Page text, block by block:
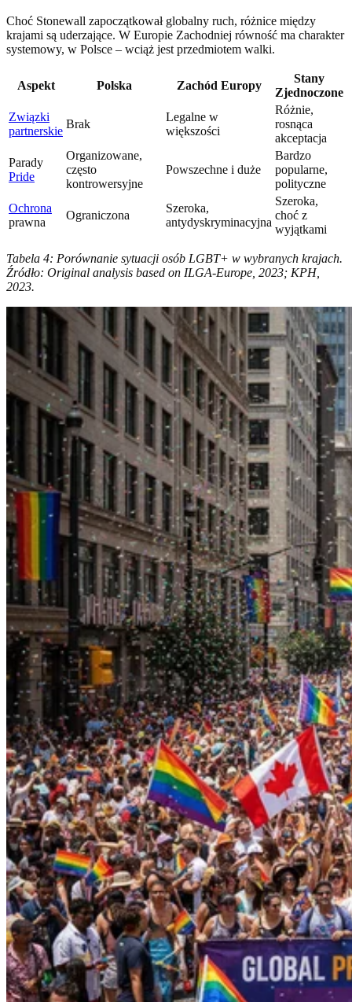
Choć Stonewall zapoczątkował globalny ruch, różnice między
krajami są uderzające. W Europie Zachodniej równość ma charakter
systemowy, w Polsce – wciąż jest przedmiotem walki.
Aspekt Polska Zachód Europy
Stany
Zjednoczone
Związki
partnerskie
Brak
Legalne w
większości
Różnie,
rosnąca
akceptacja
Parady
Pride
Organizowane,
często
kontrowersyjne
Powszechne i duże
Bardzo
popularne,
polityczne
Ochrona
prawna
Ograniczona
Szeroka,
antydyskryminacyjna
Szeroka,
choć z
wyjątkami
Tabela 4: Porównanie sytuacji osób LGBT+ w wybranych krajach.
Źródło: Original analysis based on ILGA-Europe, 2023; KPH,
2023.